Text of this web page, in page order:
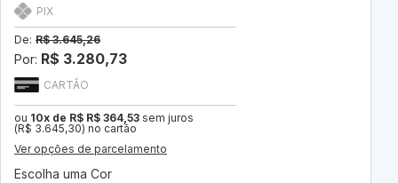
CARTÃO
ou 10x de R$ R$ 364,53 sem juros
(R$ 3.645,30) no cartão
Ver opções de parcelamento
PIX
De: R$ 3.645,26
Por: R$ 3.280,73
Escolha uma Cor